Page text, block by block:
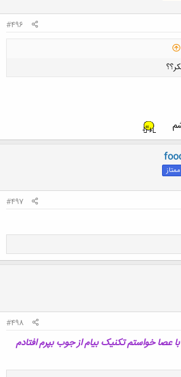
#496
#497
#498
عصا خواستم تکنیک بیام از جوب بپرم افتادم